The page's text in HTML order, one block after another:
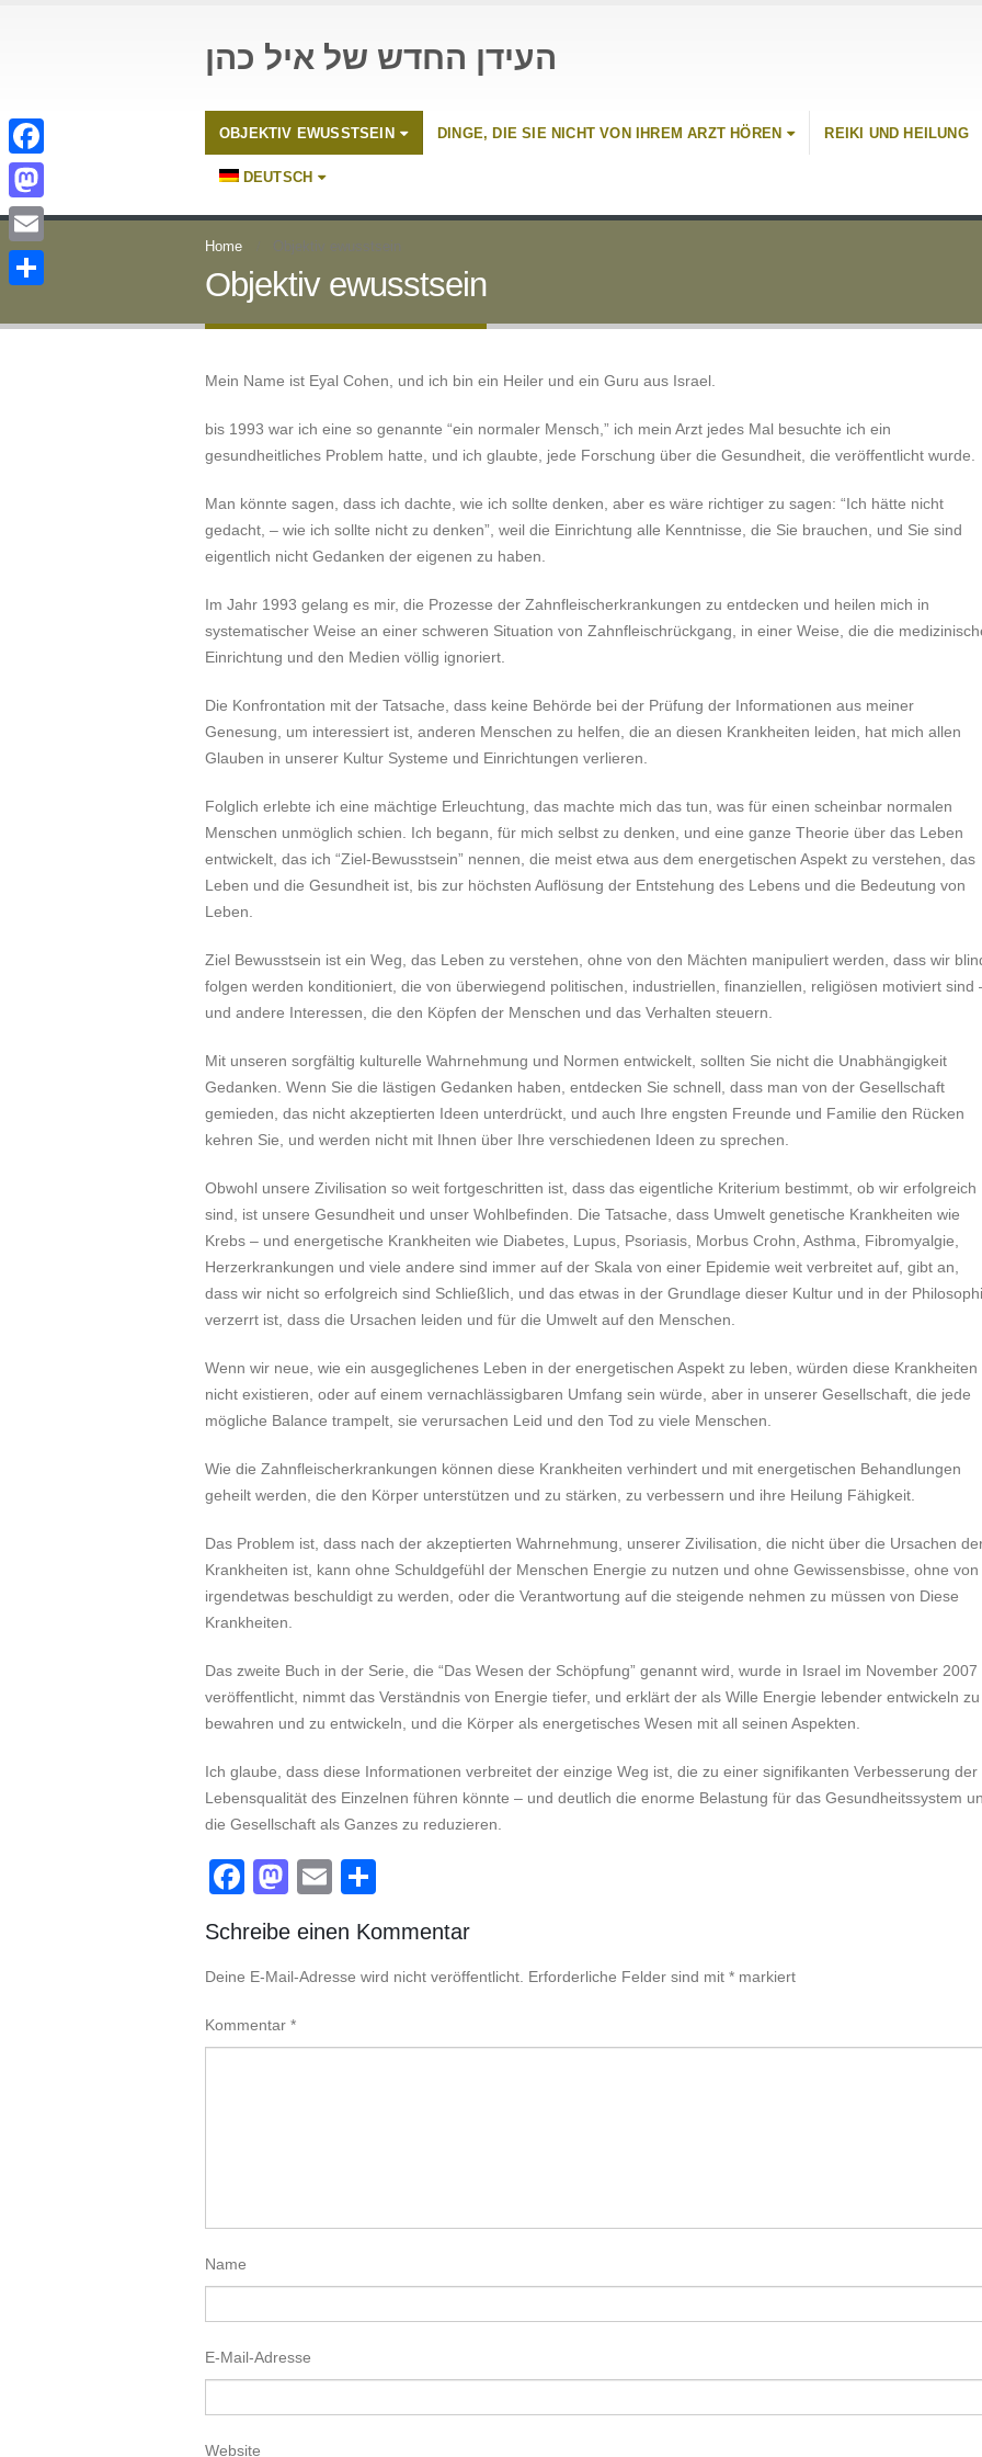
העידן החדש של איל כהן
OBJEKTIV EWUSSTSEIN DINGE, DIE SIE NICHT VON IHREM ARZT HÖREN REIKI UND HEILUNG
DEUTSCH
Home Objektiv ewusstsein
Objektiv ewusstsein
Mein Name ist Eyal Cohen, und ich bin ein Heiler und ein Guru aus Israel.
bis 1993 war ich eine so genannte “ein normaler Mensch,” ich mein Arzt jedes Mal besuchte ich ein
gesundheitliches Problem hatte, und ich glaubte, jede Forschung über die Gesundheit, die veröffentlicht wurde.
Man könnte sagen, dass ich dachte, wie ich sollte denken, aber es wäre richtiger zu sagen: “Ich hätte nicht
gedacht, – wie ich sollte nicht zu denken”, weil die Einrichtung alle Kenntnisse, die Sie brauchen, und Sie sind
eigentlich nicht Gedanken der eigenen zu haben.
Im Jahr 1993 gelang es mir, die Prozesse der Zahnfleischerkrankungen zu entdecken und heilen mich in
systematischer Weise an einer schweren Situation von Zahnfleischrückgang, in einer Weise, die die
Einrichtung und den Medien völlig ignoriert.
Die Konfrontation mit der Tatsache, dass keine Behörde bei der Prüfung der Informationen aus meiner
Genesung, um interessiert ist, anderen Menschen zu helfen, die an diesen Krankheiten leiden, hat mich allen
Glauben in unserer Kultur Systeme und Einrichtungen verlieren.
Folglich erlebte ich eine mächtige Erleuchtung, das machte mich das tun, was für einen scheinbar normalen
Menschen unmöglich schien. Ich begann, für mich selbst zu denken, und eine ganze Theorie über das Leben
entwickelt, das ich “Ziel-Bewusstsein” nennen, die meist etwa aus dem energetischen Aspekt zu verstehen, das
Leben und die Gesundheit ist, bis zur höchsten Auflösung der Entstehung des Lebens und die Bedeutung von
Leben.
Ziel Bewusstsein ist ein Weg, das Leben zu verstehen, ohne von den Mächten manipuliert werden, dass wir
folgen werden konditioniert, die von überwiegend politischen, industriellen, finanziellen, religiösen motiviert sind
und andere Interessen, die den Köpfen der Menschen und das Verhalten steuern.
Mit unseren sorgfältig kulturelle Wahrnehmung und Normen entwickelt, sollten Sie nicht die Unabhängigkeit
Gedanken. Wenn Sie die lästigen Gedanken haben, entdecken Sie schnell, dass man von der Gesellschaft
gemieden, das nicht akzeptierten Ideen unterdrückt, und auch Ihre engsten Freunde und Familie den Rücken
kehren Sie, und werden nicht mit Ihnen über Ihre verschiedenen Ideen zu sprechen.
Obwohl unsere Zivilisation so weit fortgeschritten ist, dass das eigentliche Kriterium bestimmt, ob wir erfolgreich
sind, ist unsere Gesundheit und unser Wohlbefinden. Die Tatsache, dass Umwelt genetische Krankheiten wie
Krebs – und energetische Krankheiten wie Diabetes, Lupus, Psoriasis, Morbus Crohn, Asthma, Fibromyalgie,
Herzerkrankungen und viele andere sind immer auf der Skala von einer Epidemie weit verbreitet auf, gibt an,
dass wir nicht so erfolgreich sind Schließlich, und das etwas in der Grundlage dieser Kultur und in der
verzerrt ist, dass die Ursachen leiden und für die Umwelt auf den Menschen.
Wenn wir neue, wie ein ausgeglichenes Leben in der energetischen Aspekt zu leben, würden diese Krankheiten
nicht existieren, oder auf einem vernachlässigbaren Umfang sein würde, aber in unserer Gesellschaft, die jede
mögliche Balance trampelt, sie verursachen Leid und den Tod zu viele Menschen.
Wie die Zahnfleischerkrankungen können diese Krankheiten verhindert und mit energetischen Behandlungen
geheilt werden, die den Körper unterstützen und zu stärken, zu verbessern und ihre Heilung Fähigkeit.
Das Problem ist, dass nach der akzeptierten Wahrnehmung, unserer Zivilisation, die nicht über die Ursachen
Krankheiten ist, kann ohne Schuldgefühl der Menschen Energie zu nutzen und ohne Gewissensbisse, ohne von
irgendetwas beschuldigt zu werden, oder die Verantwortung auf die steigende nehmen zu müssen von Diese
Krankheiten.
Das zweite Buch in der Serie, die “Das Wesen der Schöpfung” genannt wird, wurde in Israel im November 2007
veröffentlicht, nimmt das Verständnis von Energie tiefer, und erklärt der als Wille Energie lebender entwickeln zu
bewahren und zu entwickeln, und die Körper als energetisches Wesen mit all seinen Aspekten.
Ich glaube, dass diese Informationen verbreitet der einzige Weg ist, die zu einer signifikanten Verbesserung der
Lebensqualität des Einzelnen führen könnte – und deutlich die enorme Belastung für das Gesundheitssystem
die Gesellschaft als Ganzes zu reduzieren.
Facebook
Mastodon
Email
Schreibe einen Kommentar
Deine E-Mail-Adresse wird nicht veröffentlicht. Erforderliche Felder sind mit * markiert
Kommentar *
Name
E-Mail-Adresse
Website
Facebook
Mastodon
Email